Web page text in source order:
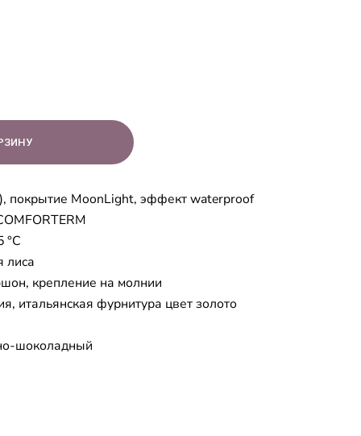
покрытие MoonLight, эффект waterproof
°C
лиса
крепление на молнии
итальянская фурнитура цвет золото
шоколадный